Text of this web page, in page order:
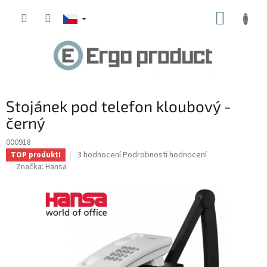
Stojánek pod telefon kloubový -
černý
000918
TOP produkt!
Průměrné
5,0
z
3 hodnoceníPodrobnosti hodnocení
Značka: Hansa